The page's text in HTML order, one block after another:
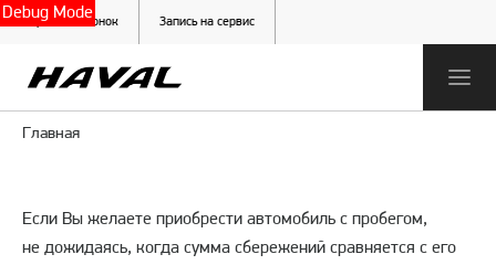
Debug Mode
Обратный звонок Запись на сервис
Главная
Если Вы желаете приобрести автомобиль с пробегом,
не дожидаясь, когда сумма сбережений сравняется с его